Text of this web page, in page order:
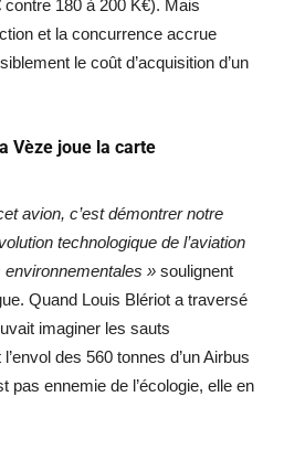
180 à 200 K€). Mais
et la concurrence accrue
le coût d’acquisition d’un
Vèze joue la carte
avion, c’est démontrer notre
technologique de l’aviation
» soulignent
Quand Louis Blériot a traversé
imaginer les sauts
des 560 tonnes d’un Airbus
pas ennemie de l’écologie, elle en